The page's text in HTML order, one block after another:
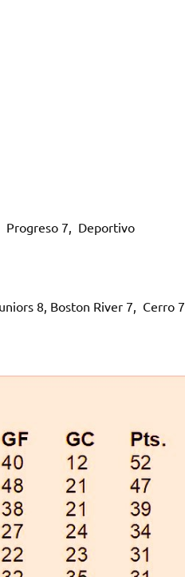
Progreso 7, Deportivo
8, Boston River 7, Cerro 7,